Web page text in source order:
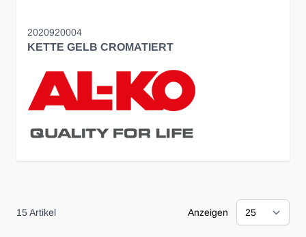
2020920004
KETTE GELB CROMATIERT
15Artikel Anzeigen